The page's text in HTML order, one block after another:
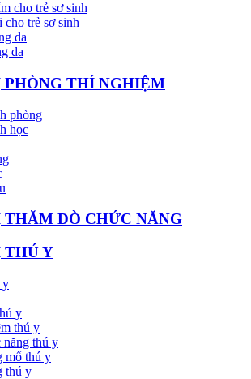
cho trẻ sơ sinh
trẻ sơ sinh
da
da
THÍ NGHIỆM
phòng
học
DÒ CHỨC NĂNG
Y
y
y
thú y
năng thú y
mổ thú y
thú y